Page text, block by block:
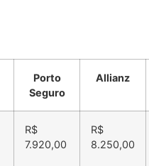
Porto
Seguro
Allianz
R$
7.920,00
R$
8.250,00